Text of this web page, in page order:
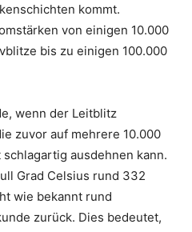
kommt.
von einigen 10.000
bis zu einigen 100.000
wenn der Leitblitz
zuvor auf mehrere 10.000
ausdehnen kann.
Grad Celsius rund 332
wie bekannt rund
zurück. Dies bedeutet,